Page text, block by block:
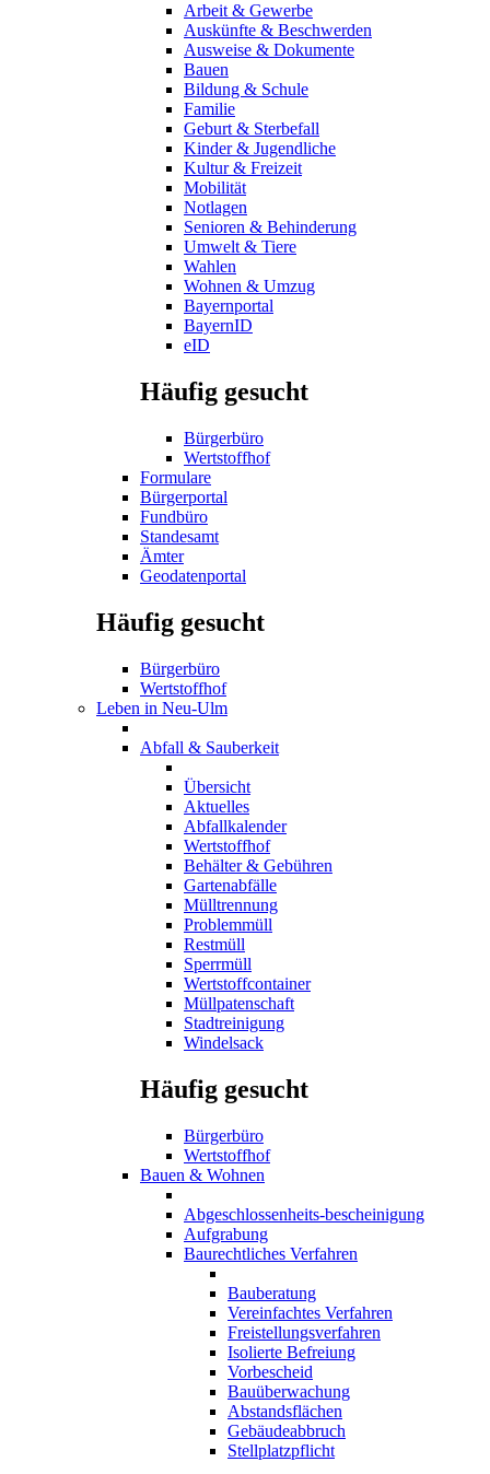
Arbeit & Gewerbe
Auskünfte & Beschwerden
Ausweise & Dokumente
Bauen
Bildung & Schule
Familie
Geburt & Sterbefall
Kinder & Jugendliche
Kultur & Freizeit
Mobilität
Notlagen
Senioren & Behinderung
Umwelt & Tiere
Wahlen
Wohnen & Umzug
Bayernportal
BayernID
eID
Häufig gesucht
Bürgerbüro
Wertstoffhof
Formulare
Bürgerportal
Fundbüro
Standesamt
Ämter
Geodatenportal
Häufig gesucht
Bürgerbüro
Wertstoffhof
Leben in Neu-Ulm
Abfall & Sauberkeit
Übersicht
Aktuelles
Abfallkalender
Wertstoffhof
Behälter & Gebühren
Gartenabfälle
Mülltrennung
Problemmüll
Restmüll
Sperrmüll
Wertstoffcontainer
Müllpatenschaft
Stadtreinigung
Windelsack
Häufig gesucht
Bürgerbüro
Wertstoffhof
Bauen & Wohnen
Abgeschlossenheits-bescheinigung
Aufgrabung
Baurechtliches Verfahren
Bauberatung
Vereinfachtes Verfahren
Freistellungsverfahren
Isolierte Befreiung
Vorbescheid
Bauüberwachung
Abstandsflächen
Gebäudeabbruch
Stellplatzpflicht